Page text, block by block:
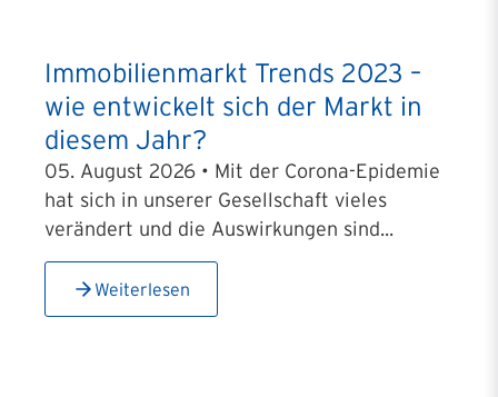
Immobilienmarkt Trends 2023 –
wie entwickelt sich der Markt in
diesem Jahr?
05. August 2026 • Mit der Corona-Epidemie
hat sich in unserer Gesellschaft vieles
verändert und die Auswirkungen sind...
Weiterlesen